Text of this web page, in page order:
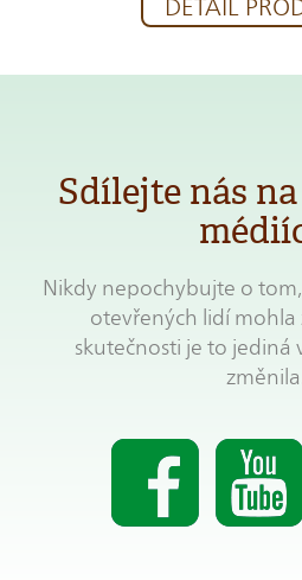
DETAIL
Sdílejte nás
Nikdy nepochybujte o
otevřených lidí mohla
skutečnosti je to jediná